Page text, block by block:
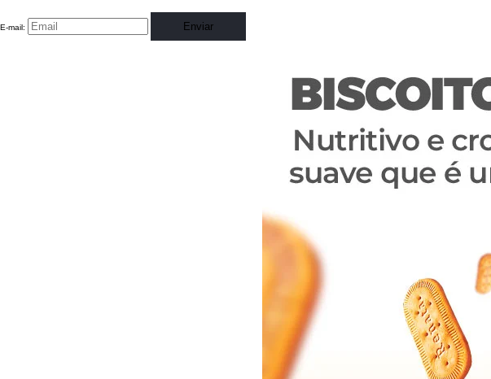
E-mail: Enviar